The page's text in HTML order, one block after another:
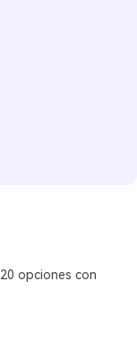
opciones con